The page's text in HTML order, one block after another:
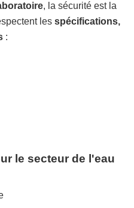
, la sécurité est la
les spécifications,
:
le secteur de l'eau